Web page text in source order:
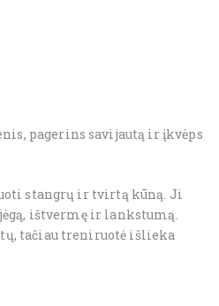
pagerins savijautą ir įkvėps
stangrų ir tvirtą kūną. Ji
ištvermę ir lankstumą.
tačiau treniruotė išlieka